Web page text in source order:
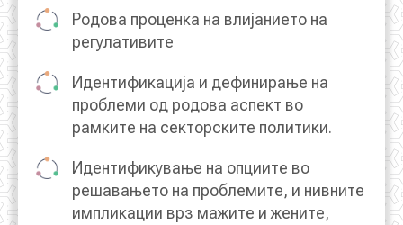
Родова проценка на влијанието на
регулативите
Идентификација и дефинирање на
проблеми од родова аспект во
рамките на секторските политики.
Идентификување на опциите во
решавањето на проблемите, и нивните
импликации врз мажите и жените,